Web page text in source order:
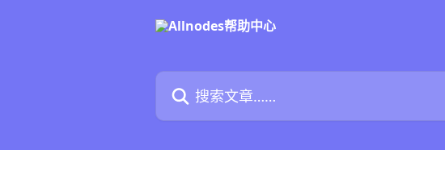
搜索文章……